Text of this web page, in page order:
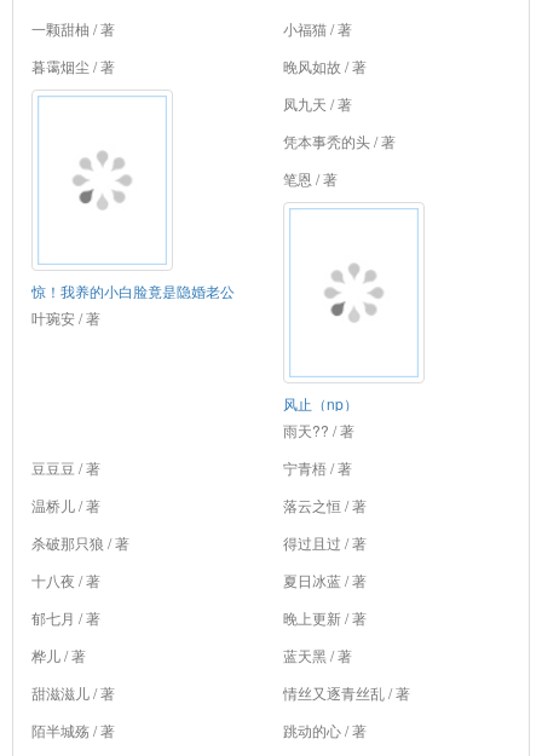
一颗甜柚 / 著
小福猫 / 著
暮霭烟尘 / 著
晚风如故 / 著
惊！我养的小白脸竟是隐婚老公
叶琬安 / 著
凤九天 / 著
凭本事秃的头 / 著
笔恩 / 著
风止（np）
雨天?? / 著
豆豆豆 / 著
宁青梧 / 著
温桥儿 / 著
落云之恒 / 著
杀破那只狼 / 著
得过且过 / 著
十八夜 / 著
夏日冰蓝 / 著
郁七月 / 著
晚上更新 / 著
桦儿 / 著
蓝天黑 / 著
甜滋滋儿 / 著
情丝又逐青丝乱 / 著
陌半城殇 / 著
跳动的心 / 著